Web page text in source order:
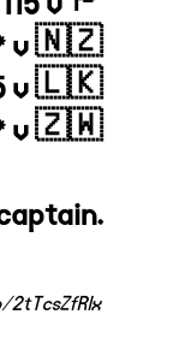
v 🇳🇿
v 🇱🇰
v 🇿🇼